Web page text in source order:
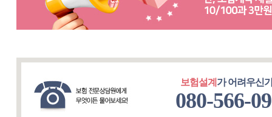
보험설계 가 어려우신
080-566-